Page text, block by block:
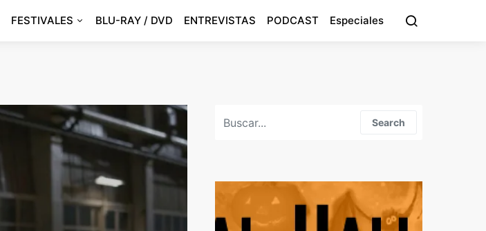
FESTIVALES BLU-RAY / DVD ENTREVISTAS PODCAST Especiales
Search